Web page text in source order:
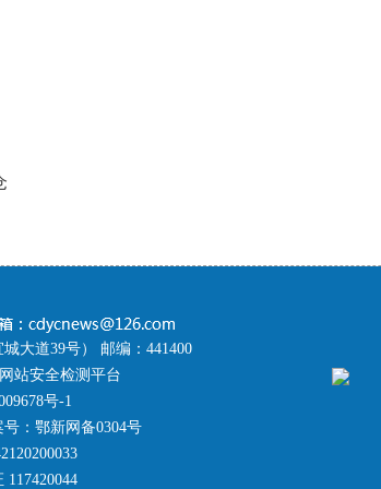
大道39号） 邮编：441400
站安全检测平台
号-1
：鄂新网备0304号